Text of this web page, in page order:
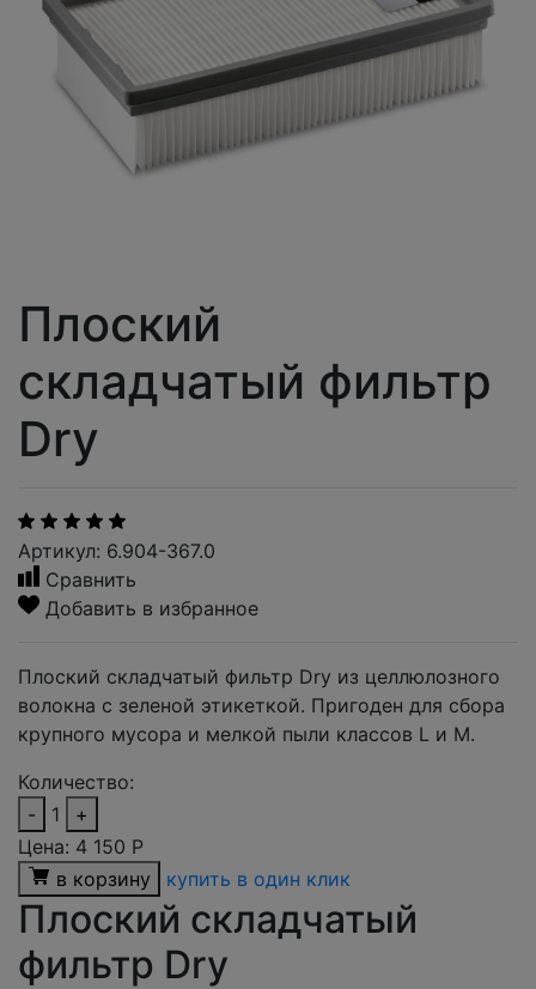
Плоский
складчатый фильтр
Dry
Артикул: 6.904-367.0
Сравнить
Добавить в избранное
Плоский складчатый фильтр Dry из целлюлозного
волокна с зеленой этикеткой. Пригоден для сбора
крупного мусора и мелкой пыли классов L и M.
Количество:
-
1
+
Цена: 4 150 Р
в корзину
купить в один клик
Плоский складчатый
фильтр Dry